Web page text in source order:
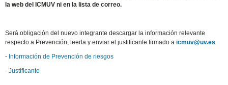
la web del ICMUV ni en la lista de correo.
Será obligación del nuevo integrante descargar la información relevante
respecto a Prevención, leerla y enviar el justificante firmado aicmuv@uv.es
- Información de Prevención de riesgos
-Justificante